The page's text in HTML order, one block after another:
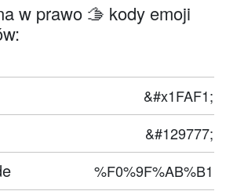
w prawo 🫱 kody emoji
&#x1FAF1;
&#129777;
%F0%9F%AB%B1